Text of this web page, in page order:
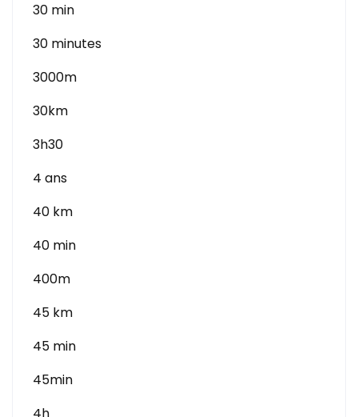
30 min
30 minutes
3000m
30km
3h30
4 ans
40 km
40 min
400m
45 km
45 min
45min